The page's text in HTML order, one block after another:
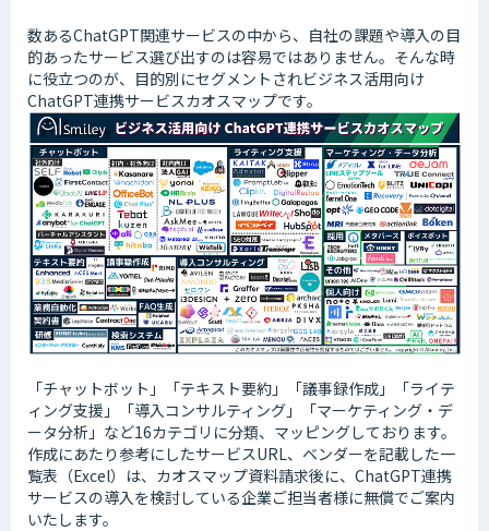
数あるChatGPT関連サービスの中から、自社の課題や導入の目
的あったサービス選び出すのは容易ではありません。そんな時
に役立つのが、目的別にセグメントされビジネス活用向け
ChatGPT連携サービスカオスマップです。
「チャットボット」「テキスト要約」「議事録作成」「ライテ
ィング支援」「導入コンサルティング」「マーケティング・デ
ータ分析」など16カテゴリに分類、マッピングしております。
作成にあたり参考にしたサービスURL、ベンダーを記載した一
覧表（Excel）は、カオスマップ資料請求後に、ChatGPT連携
サービスの導入を検討している企業ご担当者様に無償でご案内
いたします。